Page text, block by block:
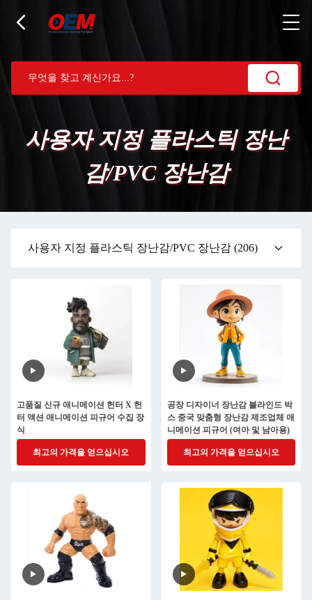
사용자 지정 플라스틱 장난
감/PVC 장난감
사용자 지정 플라스틱 장난감/PVC 장난감 (206)
고품질 신규 애니메이션 헌터 X 헌
터 액션 애니메이션 피규어 수집 장
식
최고의 가격을 얻으십시오
공장 디자이너 장난감 블라인드 박
스 중국 맞춤형 장난감 제조업체 애
니메이션 피규어 (여아 및 남아용)
최고의 가격을 얻으십시오